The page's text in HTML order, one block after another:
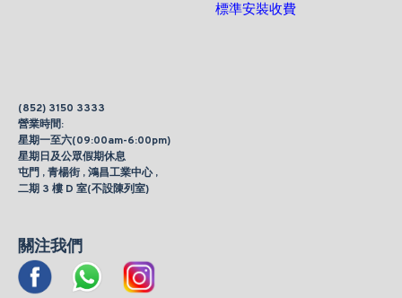
標準安裝收費
(852) 3150 3333
營業時間:
星期一至六(09:00am-6:00pm)
星期日及公眾假期休息
屯門 , 青楊街 , 鴻昌工業中心 ,
二期 3 樓 D 室(不設陳列室)
關注我們